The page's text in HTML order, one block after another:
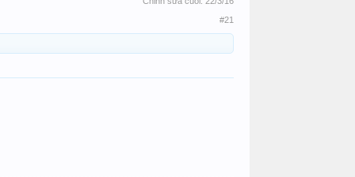
#21